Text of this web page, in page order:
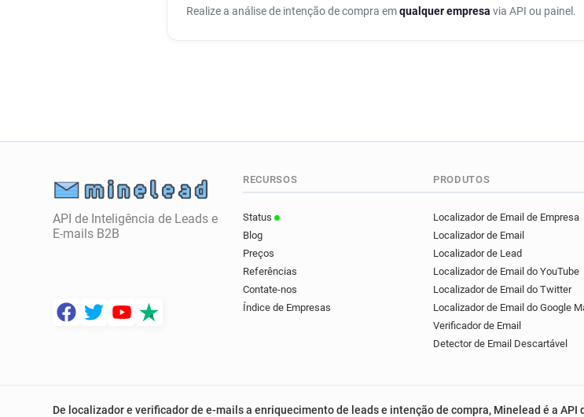
Realize a análise de intenção de compra emqualquer empresa via API ou painel.
API de Inteligência de Leads e
E-mails B2B
RECURSOS
Status
Blog
Preços
Referências
Contate-nos
Índice de Empresas
PRODUTOS
Localizador de Email de Empresa
Localizador de Email
Localizador de Lead
Localizador de Email do YouTube
Localizador de Email do Twitter
Localizador de Email do Google
Verificador de Email
Detector de Email Descartável
De localizador e verificador de e-mails a enriquecimento de leads e intenção de compra, Minelead é a API